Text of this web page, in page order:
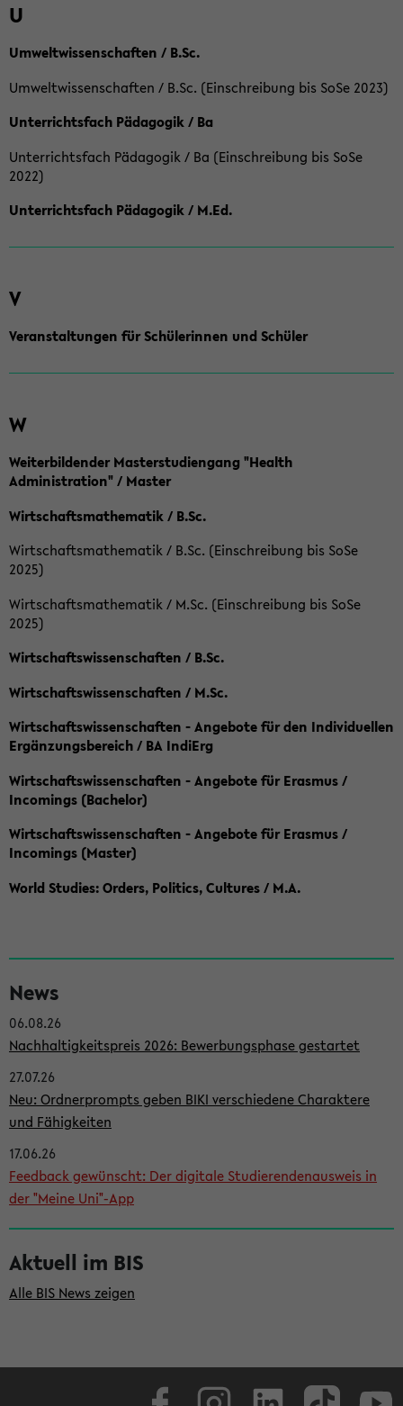
U
Umweltwissenschaften / B.Sc.
Umweltwissenschaften / B.Sc. (Einschreibung bis SoSe 2023)
Unterrichtsfach Pädagogik / Ba
Unterrichtsfach Pädagogik / Ba (Einschreibung bis SoSe
2022)
Unterrichtsfach Pädagogik / M.Ed.
V
Veranstaltungen für Schülerinnen und Schüler
W
Weiterbildender Masterstudiengang "Health
Administration" / Master
Wirtschaftsmathematik / B.Sc.
Wirtschaftsmathematik / B.Sc. (Einschreibung bis SoSe
2025)
Wirtschaftsmathematik / M.Sc. (Einschreibung bis SoSe
2025)
Wirtschaftswissenschaften / B.Sc.
Wirtschaftswissenschaften / M.Sc.
Wirtschaftswissenschaften - Angebote für den Individuellen
Ergänzungsbereich / BA IndiErg
Wirtschaftswissenschaften - Angebote für Erasmus /
Incomings (Bachelor)
Wirtschaftswissenschaften - Angebote für Erasmus /
Incomings (Master)
World Studies: Orders, Politics, Cultures / M.A.
e
i
t
e
n
l
e
i
s
t
e
News
06.08.26
Nachhaltigkeitspreis 2026: Bewerbungsphase gestartet
27.07.26
Neu: Ordnerprompts geben BIKI verschiedene Charaktere
und Fähigkeiten
17.06.26
Feedback gewünscht: Der digitale Studierendenausweis in
der "Meine Uni"-App
Aktuell im BIS
Alle BIS News zeigen